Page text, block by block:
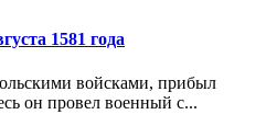
1581 года
войсками, прибыл
он провел военный с...